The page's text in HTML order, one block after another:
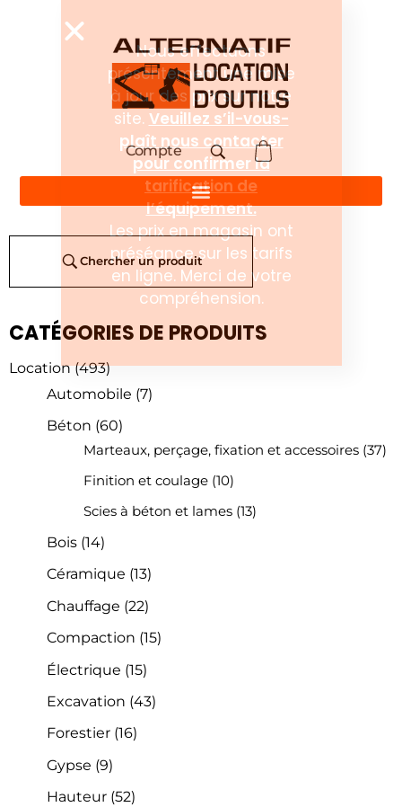
Compte
Chercher un produit
CATÉGORIES DE PRODUITS
Location (493)
Automobile (7)
Béton (60)
Marteaux, perçage, fixation et accessoires (37)
Finition et coulage (10)
Scies à béton et lames (13)
Bois (14)
Céramique (13)
Chauffage (22)
Compaction (15)
Électrique (15)
Excavation (43)
Forestier (16)
Gypse (9)
Hauteur (52)